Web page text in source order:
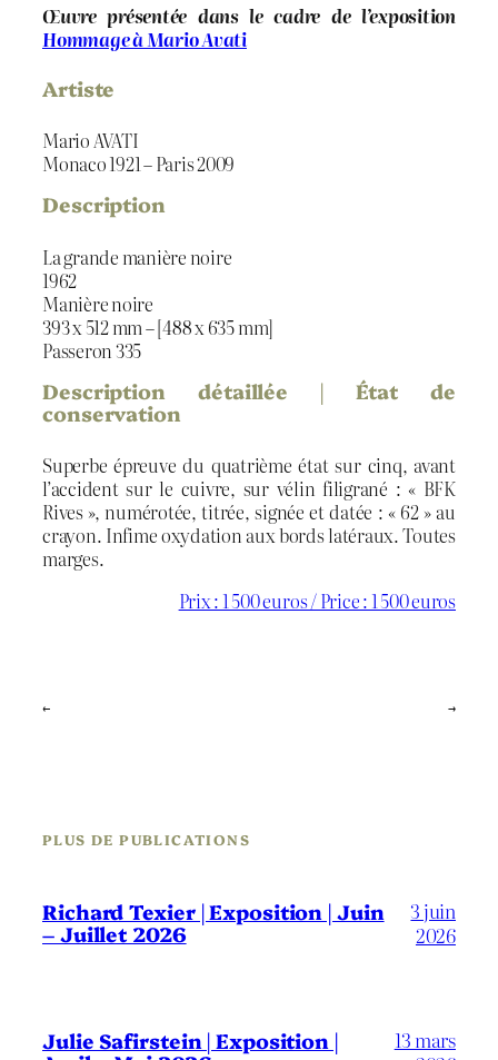
Œuvre présentée dans le cadre de l’exposition
Hommage à Mario Avati
Artiste
Mario AVATI
Monaco 1921 – Paris 2009
Description
La grande manière noire
1962
Manière noire
393 x 512 mm – [488 x 635 mm]
Passeron 335
Description détaillée | État de
conservation
Superbe épreuve du quatrième état sur cinq, avant
l’accident sur le cuivre, sur vélin filigrané : « BFK
Rives », numérotée, titrée, signée et datée : « 62 » au
crayon. Infime oxydation aux bords latéraux. Toutes
marges.
Prix : 1 500 euros / Price : 1 500 euros
← →
PLUS DE PUBLICATIONS
Richard Texier | Exposition | Juin
– Juillet 2026
3 juin
2026
Julie Safirstein | Exposition |
13 mars